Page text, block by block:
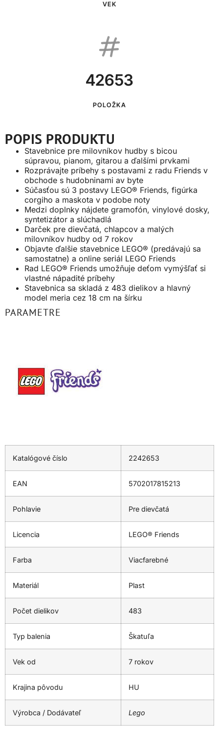
VEK
42653
POLOŽKA
POPIS PRODUKTU
Stavebnice pre milovníkov hudby s bicou
súpravou, pianom, gitarou a ďalšími prvkami
Rozprávajte príbehy s postavami z radu Friends v
obchode s hudobninami av byte
Súčasťou sú 3 postavy LEGO® Friends, figúrka
corgiho a maskota v podobe noty
Medzi doplnky nájdete gramofón, vinylové dosky,
syntetizátor a slúchadlá
Darček pre dievčatá, chlapcov a malých
milovníkov hudby od 7 rokov
Objavte ďalšie stavebnice LEGO® (predávajú sa
samostatne) a online seriál LEGO Friends
Rad LEGO® Friends umožňuje deťom vymýšľať si
vlastné nápadité príbehy
Stavebnica sa skladá z 483 dielikov a hlavný
model meria cez 18 cm na šírku
PARAMETRE
Katalógové číslo 2242653
EAN 5702017815213
Pohlavie Pre dievčatá
Licencia LEGO® Friends
Farba Viacfarebné
Materiál Plast
Počet dielikov 483
Typ balenia Škatuľa
Vek od 7 rokov
Krajina pôvodu HU
Výrobca / Dodávateľ Lego